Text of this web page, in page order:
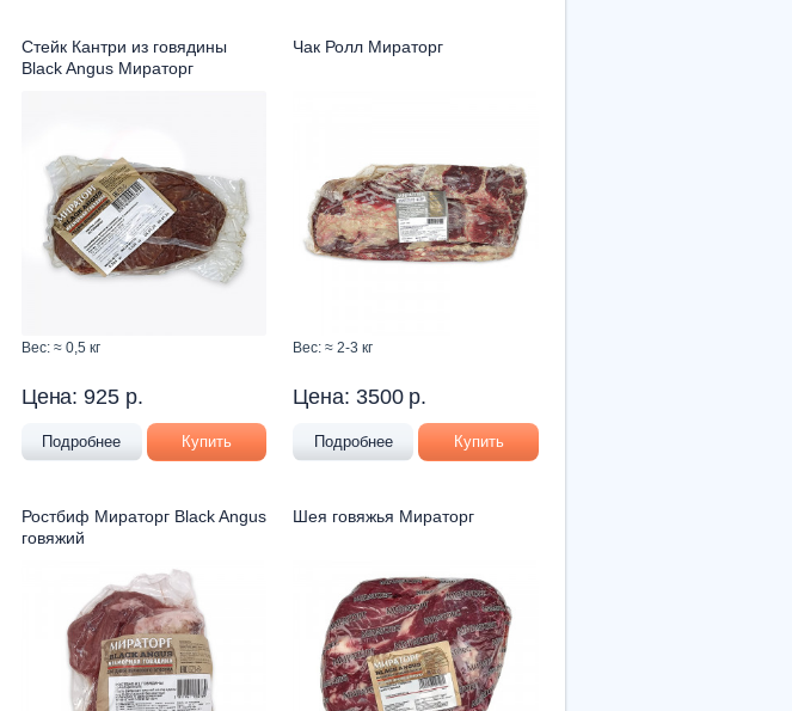
Стейк Кантри из говядины
Black Angus Мираторг
Вес: ≈ 0,5 кг
Цена:925р.
Подробнее Купить
Чак Ролл Мираторг
Вес: ≈ 2-3 кг
Цена: 3500р.
Подробнее Купить
Ростбиф Мираторг Black Angus
говяжий
Шея говяжья Мираторг